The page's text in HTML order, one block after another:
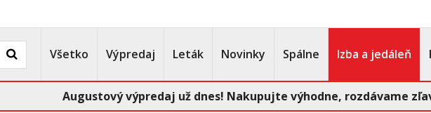
Všetko Výpredaj Leták Novinky Spálne Izba a jedáleň
Augustový výpredaj už dnes! Nakupujte výhodne, rozdávame